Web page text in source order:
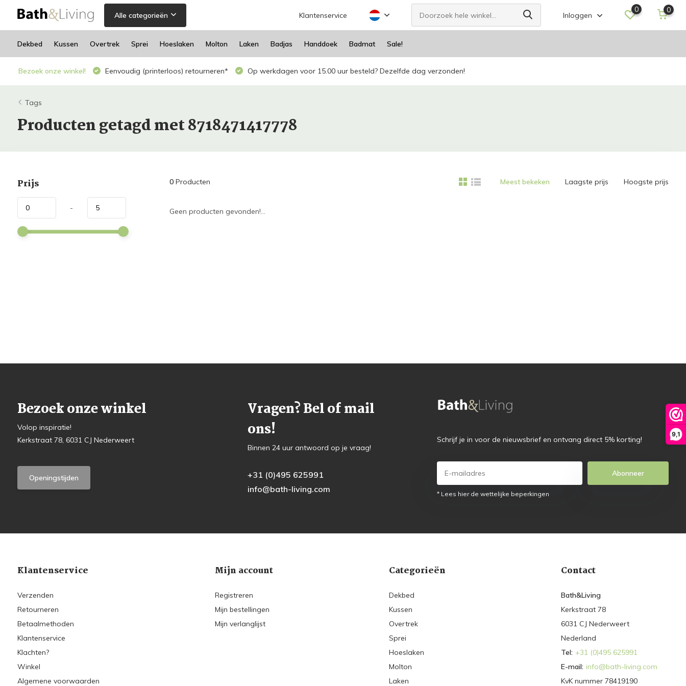
9,1
Alle categorieën Klantenservice Inloggen
0 0
Dekbed Kussen Overtrek Sprei Hoeslaken Molton Laken Badjas Handdoek Badmat Sale!
Bezoek onze winkel! Eenvoudig (printerloos) retourneren* Op werkdagen voor 15.00 uur besteld? Dezelfde dag verzonden!
Tags
Producten getagd met 8718471417778
Prijs
-
0Producten Meest bekeken Laagste prijs Hoogste prijs
Geen producten gevonden!...
Bezoek onze winkel
Volop inspiratie!
Kerkstraat 78, 6031 CJ Nederweert
Openingstijden
Vragen? Bel of mail
ons!
Binnen 24 uur antwoord op je vraag!
+31 (0)495 625991
info@bath-living.com
Schrijf je in voor de nieuwsbrief en ontvang direct 5% korting!
Abonneer
* Lees hier de wettelijke beperkingen
Klantenservice
Verzenden
Retourneren
Betaalmethoden
Klantenservice
Klachten?
Winkel
Algemene voorwaarden
Mijn account
Registreren
Mijn bestellingen
Mijn verlanglijst
Categorieën
Dekbed
Kussen
Overtrek
Sprei
Hoeslaken
Molton
Laken
Contact
Bath&Living
Kerkstraat 78
6031 CJ Nederweert
Nederland
Tel: +31 (0)495 625991
E-mail: info@bath-living.com
KvK nummer 78419190